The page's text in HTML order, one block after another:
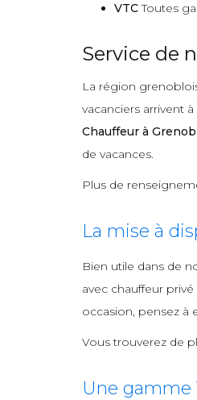
VTCToutes
Service de
La région
vacanciers arrivent
Chauffeur à
de vacances.
Plus de
La mise à
Bien utile dans de
avec chauffeur
occasion, pensez à
Vous trouverez de
Une gamme